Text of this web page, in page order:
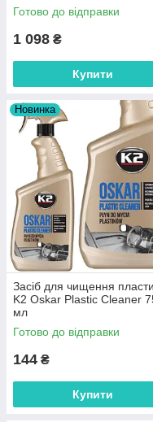
Готово до відправки
1 098 ₴
Купити
Новинка
Засіб для чищення
K2 Oskar Plastic Cleaner
мл
Готово до відправки
144 ₴
Купити